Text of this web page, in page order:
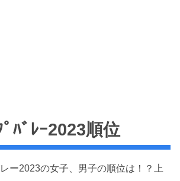
ﾟﾊﾞﾚｰ2023順位
ー2023の女子、男子の順位は！？上